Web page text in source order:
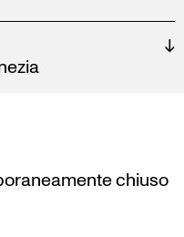
↓
chiuso